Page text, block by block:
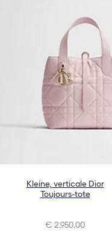
Kleine, verticale Dior
Toujours-tote
€ 2.950,00